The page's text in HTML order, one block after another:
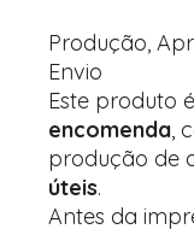
Produção,
Envio
Este produto
encomenda,
produção de
úteis.
Antes da